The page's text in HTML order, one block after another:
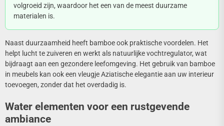
volgroeid zijn, waardoor het een van de meest duurzame
materialen is.
Naast duurzaamheid heeft bamboe ook praktische voordelen. Het
helpt lucht te zuiveren en werkt als natuurlijke vochtregulator, wat
bijdraagt aan een gezondere leefomgeving. Het gebruik van bamboe
in meubels kan ook een vleugje Aziatische elegantie aan uw interieur
toevoegen, zonder dat het overdadig is.
Water elementen voor een rustgevende
ambiance